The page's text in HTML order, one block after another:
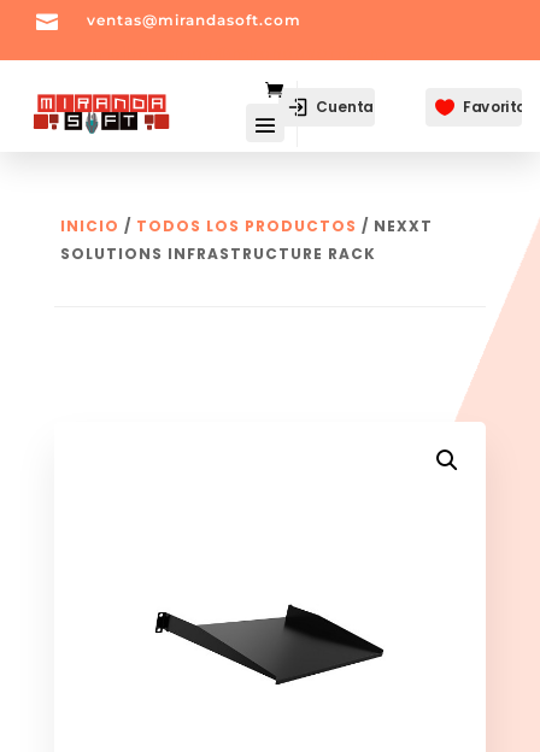
 ventas@mirandasoft.com
Cuenta  Favoritos
INICIO / TODOS LOS PRODUCTOS / NEXXT
SOLUTIONS INFRASTRUCTURE RACK